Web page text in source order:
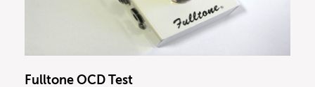
Fulltone OCD Test